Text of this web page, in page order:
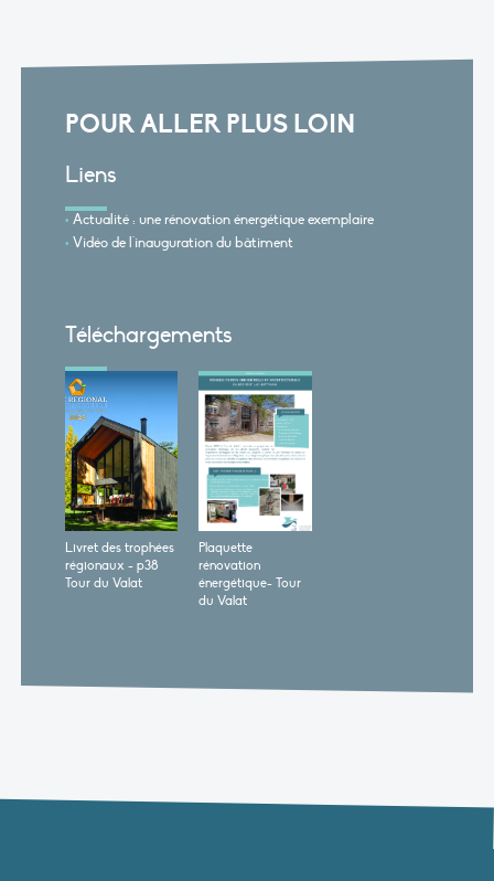
POUR ALLER PLUS LOIN
Liens
Actualité : une rénovation énergétique exemplaire
Vidéo de l'inauguration du bâtiment
Téléchargements
Livret des trophées
régionaux - p38
Tour du Valat
Plaquette
rénovation
énergétique- Tour
du Valat